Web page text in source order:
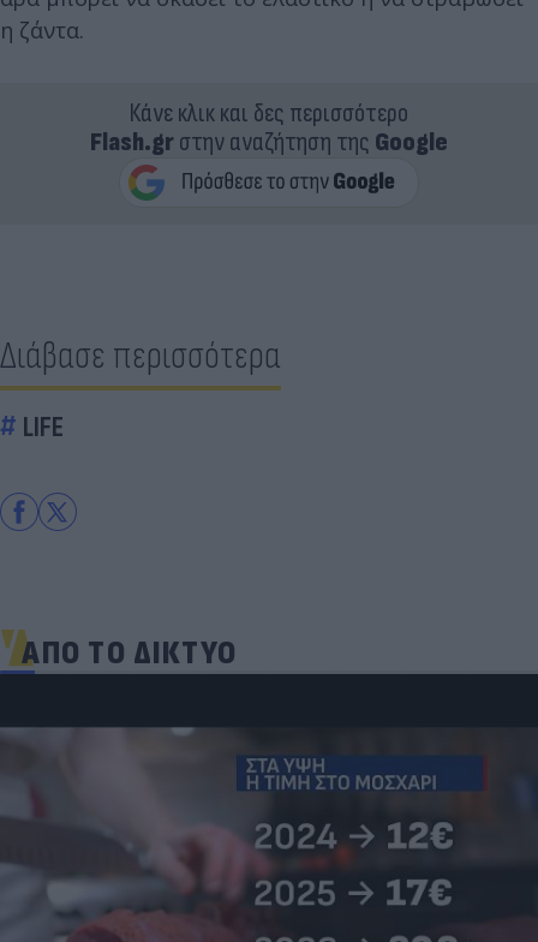
η ζάντα.
Κάνε κλικ και δες περισσότερο
Flash.grστην αναζήτηση της Google
Διάβασε περισσότερα
LIFE
ΑΠΟ ΤΟ ΔΙΚΤΥΟ